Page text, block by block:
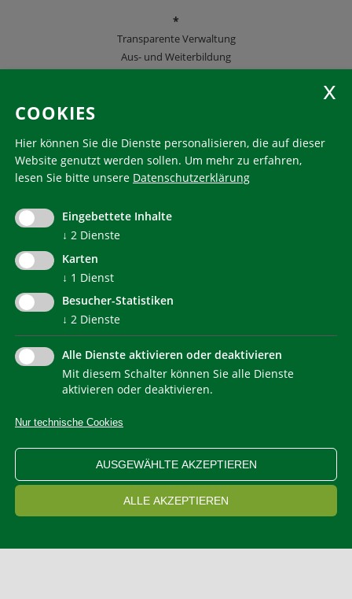
*
Transparente Verwaltung
Aus- und Weiterbildung
KlimaHaus ist eine eingetragene Marke. Die Nutzung muss
communication@klimahausagentur.it
© 2022 Agentur für Energie Südtirol - KlimaHaus
NEWSLETTER
IMPRESSUM PRIVACY
WEB STATISTIKEN
ERKLÄRUNG BARRIEREFREIHEIT
COOKIEEINSTELLUNGEN
COOKIES
Hier können Sie die Dienste personalisieren, die auf dieser
Website genutzt werden sollen. Um mehr zu erfahren,
lesen Sie bitte unsere Datenschutzerklärung
Eingebettete Inhalte
↓ 2 Dienste
Karten
↓ 1 Dienst
Besucher-Statistiken
↓ 2 Dienste
Alle Dienste aktivieren oder deaktivieren
Mit diesem Schalter können Sie alle Dienste
aktivieren oder deaktivieren.
Nur technische Cookies
AUSGEWÄHLTE AKZEPTIEREN
ALLE AKZEPTIEREN